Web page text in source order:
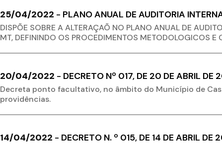
25/04/2022 - PLANO ANUAL DE AUDITORIA
DISPÕE SOBRE A ALTERAÇAÕ NO PLANO ANUAL DE
MT, DEFININDO OS PROCEDIMENTOS METODOLOGICOS
20/04/2022 - DECRETO Nº 017, DE 20 DE ABRIL DE
Decreta ponto facultativo, no âmbito do Município de
providências.
14/04/2022 - DECRETO N. º 015, DE 14 DE ABRIL DE